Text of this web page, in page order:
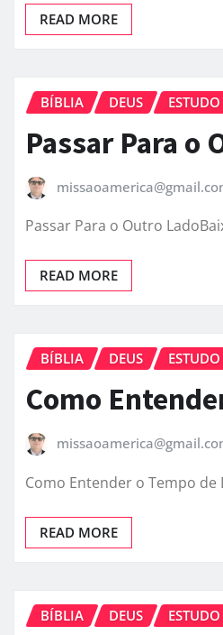
READ MORE
BÍBLIA DEUS ESTUDO
Passar Para o
Passar Para o Outro
READ MORE
BÍBLIA DEUS ESTUDO
Como
Como Entender o Tempo de
READ MORE
BÍBLIA DEUS ESTUDO